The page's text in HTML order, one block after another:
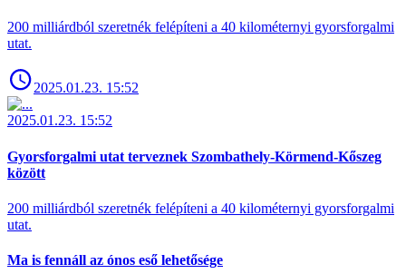
200 milliárdból szeretnék felépíteni a 40 kilométernyi gyorsforgalmi
utat.
2025.01.23. 15:52
2025.01.23. 15:52
Gyorsforgalmi utat terveznek Szombathely-Körmend-Kőszeg
között
200 milliárdból szeretnék felépíteni a 40 kilométernyi gyorsforgalmi
utat.
Ma is fennáll az ónos eső lehetősége